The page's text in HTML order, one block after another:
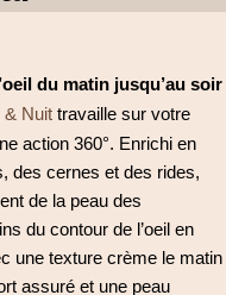
du matin jusqu’au soir
& Nuit travaille sur votre
action 360°. Enrichi en
des cernes et des rides,
de la peau des
du contour de l’oeil en
une texture crème le matin
assuré et une peau